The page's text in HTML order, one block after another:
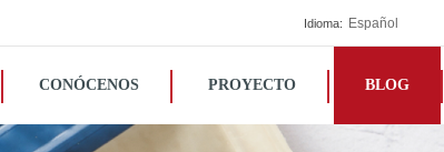
Idioma: Español
CONÓCENOS PROYECTO BLOG